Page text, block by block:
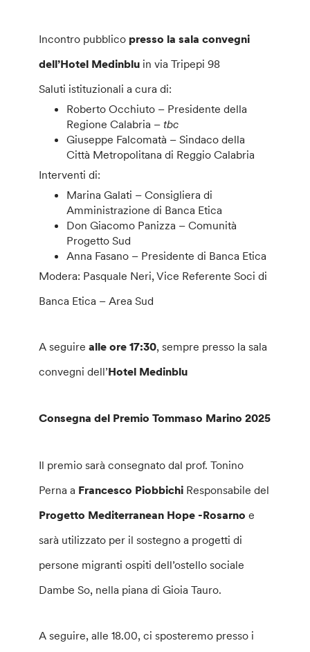
Incontro pubblico presso la sala convegni
dell’Hotel Medinblu in via Tripepi 98
Saluti istituzionali a cura di:
Roberto Occhiuto – Presidente della
Regione Calabria –tbc
Giuseppe Falcomatà – Sindaco della
Città Metropolitana di Reggio Calabria
Interventi di:
Marina Galati – Consigliera di
Amministrazione di Banca Etica
Don Giacomo Panizza – Comunità
Progetto Sud
Anna Fasano – Presidente di Banca Etica
Modera: Pasquale Neri, Vice Referente Soci di
Banca Etica – Area Sud
A seguirealle ore 17:30, sempre presso la sala
convegni dell’Hotel Medinblu
Consegna del Premio Tommaso Marino 2025
Il premio sarà consegnato dal prof. Tonino
Perna a Francesco Piobbichi Responsabile del
Progetto Mediterranean Hope -Rosarno e
sarà utilizzato per il sostegno a progetti di
persone migranti ospiti dell’ostello sociale
Dambe So, nella piana di Gioia Tauro.
A seguire, alle 18.00, ci sposteremo presso i